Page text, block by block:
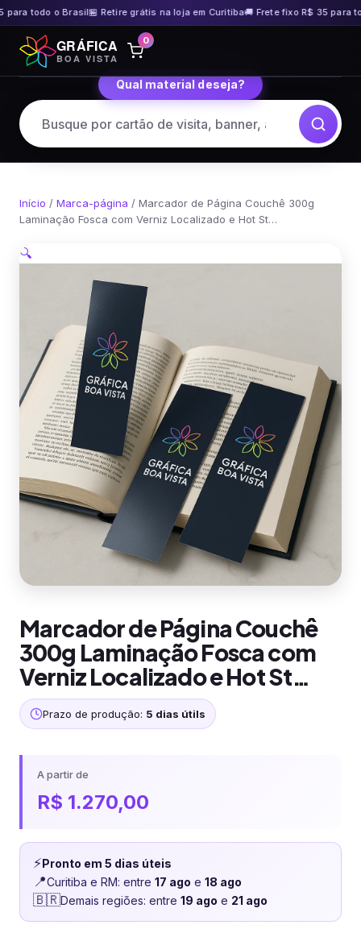
todo o Brasil🏪 Retire grátis na loja em Curitiba🚚 Frete fixo R$ 35 para
Pular
para
o
GRÁFICA
BOA VISTA
0
Qual material deseja?
Início / Marca-página / Marcador de Página Couchê 300g
Laminação Fosca com Verniz Localizado e Hot St…
🔍
Marcador de Página Couchê
300g Laminação Fosca com
Verniz Localizado e Hot St…
Prazo de produção: 5 dias útils
A partir de
R$ 1.270,00
⚡Pronto em 5 dias úteis
📍Curitiba e RM: entre 17 ago e 18 ago
🇧🇷Demais regiões: entre 19 ago e 21 ago